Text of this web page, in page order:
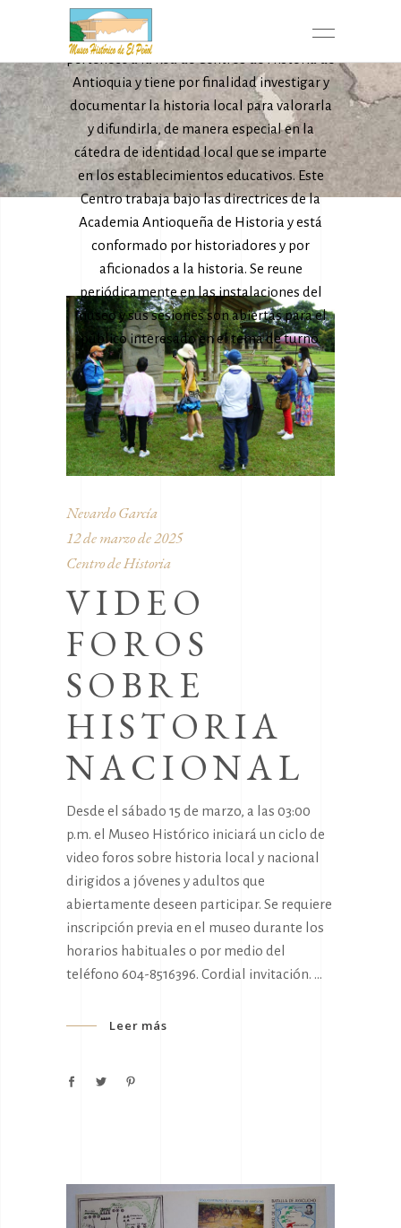
El Centro de Historia de El Peñol se llama
Fray Miguel de Castro y Rivadeneira;
pertenece a la Red de Centros de Historia de
Antioquia y tiene por finalidad investigar y
documentar la historia local para valorarla
y difundirla, de manera especial en la
cátedra de identidad local que se imparte
en los establecimientos educativos. Este
Centro trabaja bajo las directrices de la
Academia Antioqueña de Historia y está
conformado por historiadores y por
aficionados a la historia. Se reune
periódicamente en las instalaciones del
museo y sus sesiones son abiertas para el
público interesado en el tema de turno.
Nevardo García
12 de marzo de 2025
Centro de Historia
VIDEO
FOROS
SOBRE
HISTORIA
NACIONAL
Desde el sábado 15 de marzo, a las 03:00
p.m. el Museo Histórico iniciará un ciclo de
video foros sobre historia local y nacional
dirigidos a jóvenes y adultos que
abiertamente deseen participar. Se requiere
inscripción previa en el museo durante los
horarios habituales o por medio del
teléfono 604-8516396. Cordial invitación.
Leer más